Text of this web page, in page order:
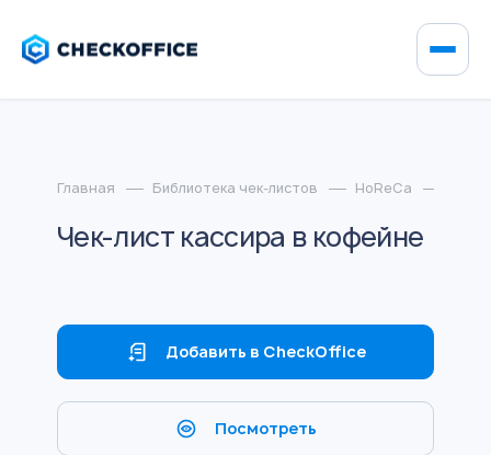
Главная Библиотека чек-листов HoReCa
Чек-лист кассира в кофейне
Добавить в CheckOffice
Посмотреть